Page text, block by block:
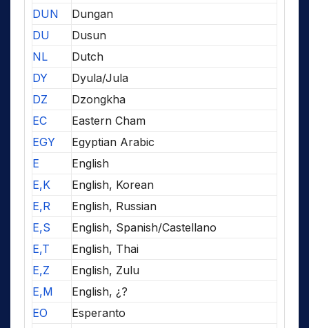
DUN
Dungan
DU
Dusun
NL
Dutch
DY
Dyula/Jula
DZ
Dzongkha
EC
Eastern Cham
EGY
Egyptian Arabic
E
English
E,K
English, Korean
E,R
English, Russian
E,S
English, Spanish/Castellano
E,T
English, Thai
E,Z
English, Zulu
E,M
English, ¿?
EO
Esperanto